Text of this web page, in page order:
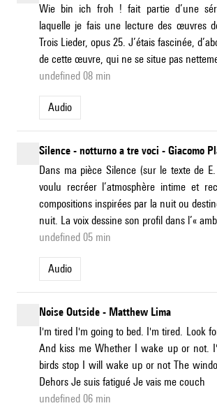
Wie bin ich froh ! fait partie d’une
laquelle je fais une lecture des œuvres
Trois Lieder, opus 25. J’étais fascinée,
de cette œuvre, qui ne se situe pas
undefined 08 min
Audio
Silence - notturno a tre voci - Giacomo
Dans ma pièce Silence (sur le texte de
voulu recréer l’atmosphère intime et
compositions inspirées par la nuit ou
nuit. La voix dessine son profil dans l’«
undefined 05 min
Audio
Noise Outside - Matthew Lima
I'm tired I'm going to bed. I'm tired. Look
And kiss me Whether I wake up or not.
birds stop I will wake up or not The
Dehors Je suis fatigué Je vais me couch
undefined 06 min